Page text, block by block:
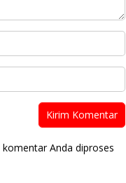
Anda diproses